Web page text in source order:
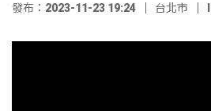
發布：2023-11-23 19:24 台北市